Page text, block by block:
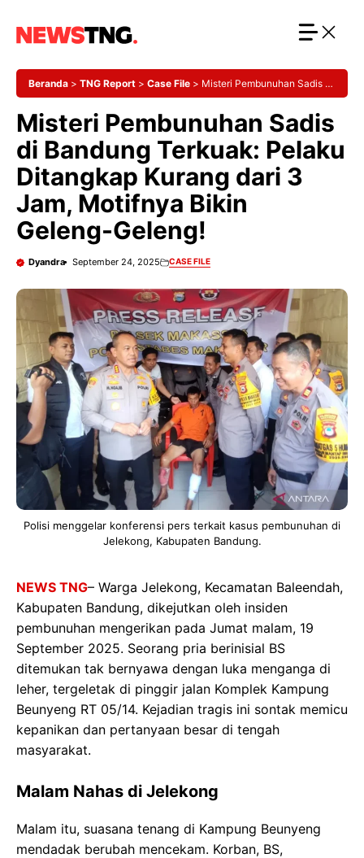
Beranda > TNG Report > Case File > Misteri Pembunuhan Sadis di
Bikin Geleng-Geleng!
Misteri Pembunuhan Sadis
di Bandung Terkuak: Pelaku
Ditangkap Kurang dari 3
Jam, Motifnya Bikin
Geleng-Geleng!
Dyandra September 24, 2025 CASE FILE
Polisi menggelar konferensi pers terkait kasus pembunuhan di
Jelekong, Kabupaten Bandung.
NEWS TNG– Warga Jelekong, Kecamatan Baleendah,
Kabupaten Bandung, dikejutkan oleh insiden
pembunuhan mengerikan pada Jumat malam, 19
September 2025. Seorang pria berinisial BS
ditemukan tak bernyawa dengan luka menganga di
leher, tergeletak di pinggir jalan Komplek Kampung
Beunyeng RT 05/14. Kejadian tragis ini sontak memicu
kepanikan dan pertanyaan besar di tengah
masyarakat.
Malam Nahas di Jelekong
Malam itu, suasana tenang di Kampung Beunyeng
mendadak berubah mencekam. Korban, BS,